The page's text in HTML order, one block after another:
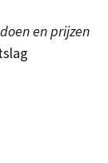
en prijzen